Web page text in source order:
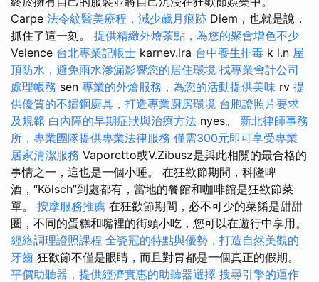
Carpe 法令紋醫美療程，減少歲月痕跡 Diem，也就是說，
抓住了這一刻。 提供精緻外燴茶點，為您的聚會增色不少
Velence 台北專業記帳士 karnev.lra 台中養生排毒 k l.n 屋
頂防水，避免雨水滲漏影響您的居住環境 找專業會計公司
處理帳務 sen 專業的外燴服務，為您的活動提供美味 rv 提
供優質的不鏽鋼廚具，打造專業廚房環境 台胞證照片要求
及規範 白內障的早期症狀與治療方法 nyes。 新北律師事務
所，專業團隊提供專業法律服務 僅需300元即可享受專業
居家清潔服務 Vaporetto或V.Zibusz是與此相關的最合格的
事情之一，這也是一個小睡。 在狂歡節期間，科隆啤
酒，“Kölsch”到處都有，當地的餐館和咖啡館是狂歡節菜
單。 按摩服務推薦 在狂歡節期間，必不可少的菜餚是甜甜
圈，不同的蛋糕和嘴裡的​​街頭小吃，您可以在遊行中享用。
經絡調理證照課程 全瓷冠的特點與優勢，打造自然美觀的
牙齒 狂歡節不僅是眼睛，而且對胃都是一個真正的假期。
平價助聽器，提供經濟實惠的助聽器選擇 搜尋引擎的運作